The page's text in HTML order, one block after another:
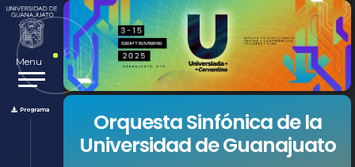
Programa
Menu
Orquesta Sinfónica de la
Universidad de Guanajuato